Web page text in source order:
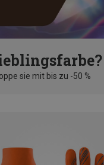
sie mit bis zu -50 %